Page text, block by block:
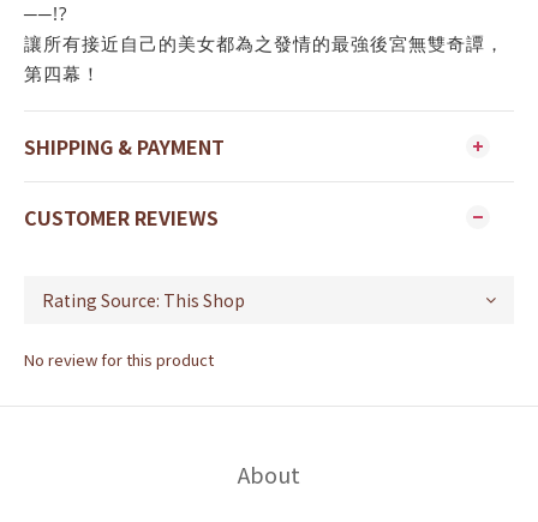
──!?
讓所有接近自己的美女都為之發情的最強後宮無雙奇譚，
第四幕！
SHIPPING & PAYMENT
CUSTOMER REVIEWS
No review for this product
About